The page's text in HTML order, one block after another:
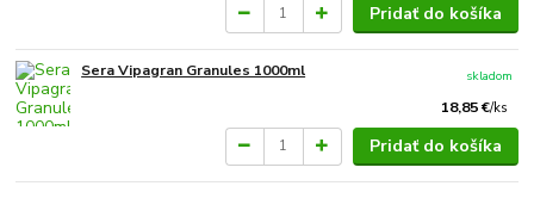
Pridať do košíka
Sera Vipagran Granules 1000ml
18,85 €/ks
skladom
Pridať do košíka